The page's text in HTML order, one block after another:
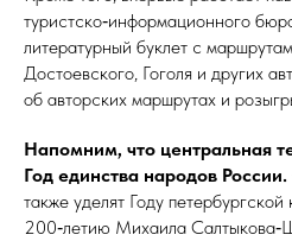
туристско‑информационного
литературный буклет с
Достоевского, Гоголя и других
об авторских маршрутах и
Напомним, что центральная
Год единства народов России.
также уделят Году петербургской
200‑летию Михаила